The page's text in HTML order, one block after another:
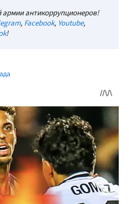
антикоррупционеров!
, Facebook, Youtube,
!